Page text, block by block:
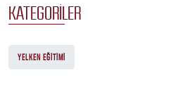
KATEGORILER
YELKEN EĞITIMI